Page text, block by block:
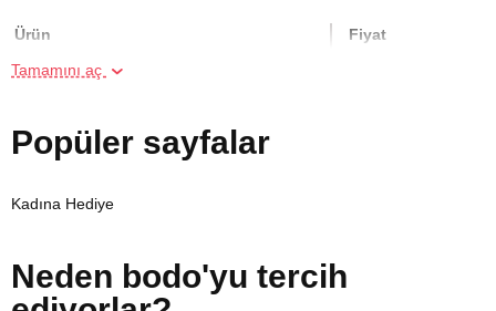
Ürün Fiyat
Online Suluboya Kursu
Online Temel Karakalem Kursu
Online Heykel Kursu
Tamamını aç
Popüler sayfalar
Kadına Hediye
Neden bodo'yu tercih